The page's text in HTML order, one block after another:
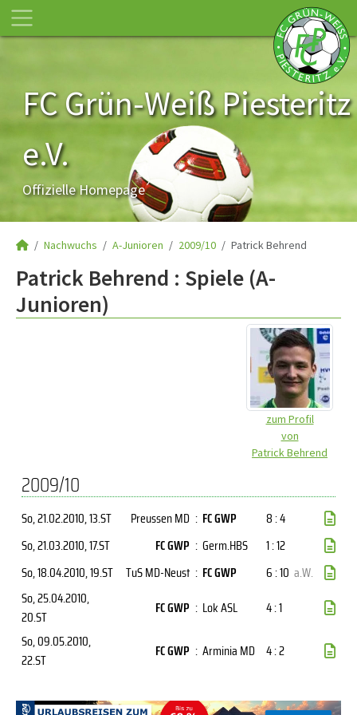
FC Grün-Weiß Piesteritz
e.V.
Offizielle Homepage
Nachwuchs A-Junioren 2009/10 Patrick Behrend
Patrick Behrend : Spiele (A-
Junioren)
zum Profil
von
Patrick Behrend
2009/10
So, 21.02.2010, 13.ST Preussen MD : FC GWP
8 : 4
So, 21.03.2010, 17.ST FC GWP : Germ.HBS
1 : 12
So, 18.04.2010, 19.ST TuS MD-Neust : FC GWP 6 : 10 a.W.
So, 25.04.2010,
20.ST
FC GWP : Lok ASL
4 : 1
So, 09.05.2010,
22.ST
FC GWP : Arminia MD 4 : 2